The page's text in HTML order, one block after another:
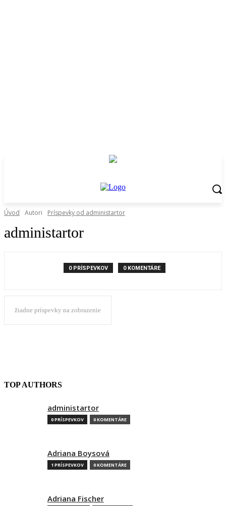
Úvod Autori Príspevky od administartor
administartor
0 PRÍSPEVKOV 0 KOMENTÁRE
žiadne príspevky na zobrazenie
TOP AUTHORS
administartor
0 PRÍSPEVKOV 0 KOMENTÁRE
Adriana Boysová
1 PRÍSPEVKOV 0 KOMENTÁRE
Adriana Fischer